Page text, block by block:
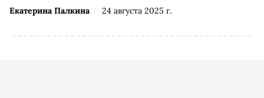
Екатерина Палкина 24 августа 2025 г.